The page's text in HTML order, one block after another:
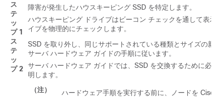
ス
テ
ッ
プ 1
障害が発生したハウスキーピング SSD を特定します。
ハウスキーピング ドライブはビーコン チェックを通して表
イブを物理的にチェックします。
ス
テ
ッ
プ 2
SSD を取り外し、同じサポートされている種類とサイズの新
サーバ ハードウェア ガイドの手順に従います。
サーバ ハードウェア ガイドでは、SSD を交換するために必
明します。
（注）
ハードウェア手順を実行する前に、ノードを